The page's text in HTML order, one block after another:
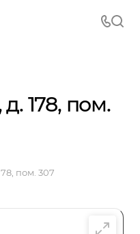
178, пом.
пом. 307